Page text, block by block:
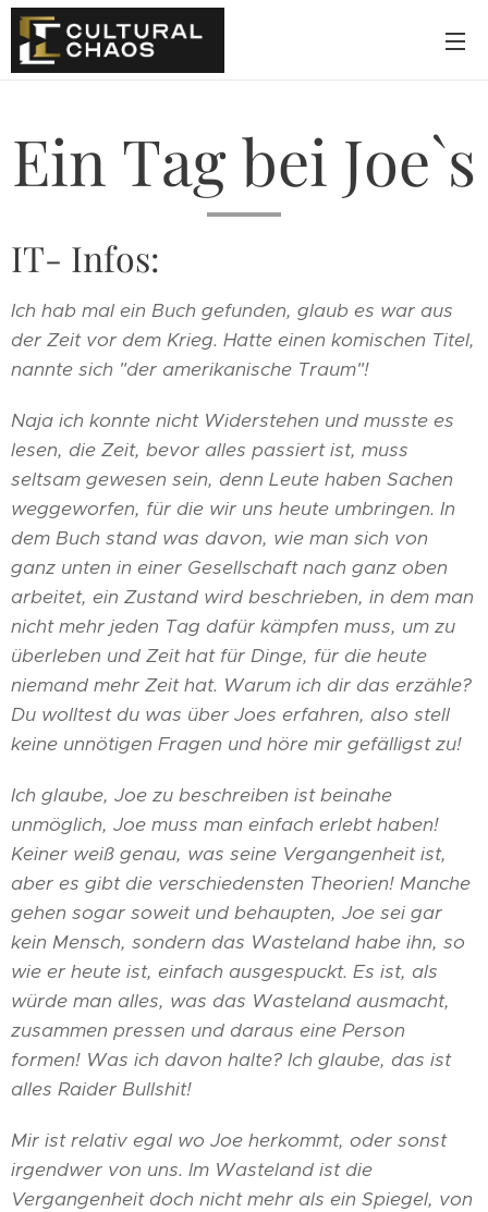
Ein Tag bei Joe`s
IT- Infos:
Ich hab mal ein Buch gefunden, glaub es war aus
der Zeit vor dem Krieg. Hatte einen komischen Titel,
nannte sich "der amerikanische Traum"!
Naja ich konnte nicht Widerstehen und musste es
lesen, die Zeit, bevor alles passiert ist, muss
seltsam gewesen sein, denn Leute haben Sachen
weggeworfen, für die wir uns heute umbringen. In
dem Buch stand was davon, wie man sich von
ganz unten in einer Gesellschaft nach ganz oben
arbeitet, ein Zustand wird beschrieben, in dem man
nicht mehr jeden Tag dafür kämpfen muss, um zu
überleben und Zeit hat für Dinge, für die heute
niemand mehr Zeit hat. Warum ich dir das erzähle?
Du wolltest du was über Joes erfahren, also stell
keine unnötigen Fragen und höre mir gefälligst zu!
Ich glaube, Joe zu beschreiben ist beinahe
unmöglich, Joe muss man einfach erlebt haben!
Keiner weiß genau, was seine Vergangenheit ist,
aber es gibt die verschiedensten Theorien! Manche
gehen sogar soweit und behaupten, Joe sei gar
kein Mensch, sondern das Wasteland habe ihn, so
wie er heute ist, einfach ausgespuckt. Es ist, als
würde man alles, was das Wasteland ausmacht,
zusammen pressen und daraus eine Person
formen! Was ich davon halte? Ich glaube, das ist
alles Raider Bullshit!
Mir ist relativ egal wo Joe herkommt, oder sonst
irgendwer von uns. Im Wasteland ist die
Vergangenheit doch nicht mehr als ein Spiegel, von